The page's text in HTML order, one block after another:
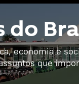
do
economia e
que